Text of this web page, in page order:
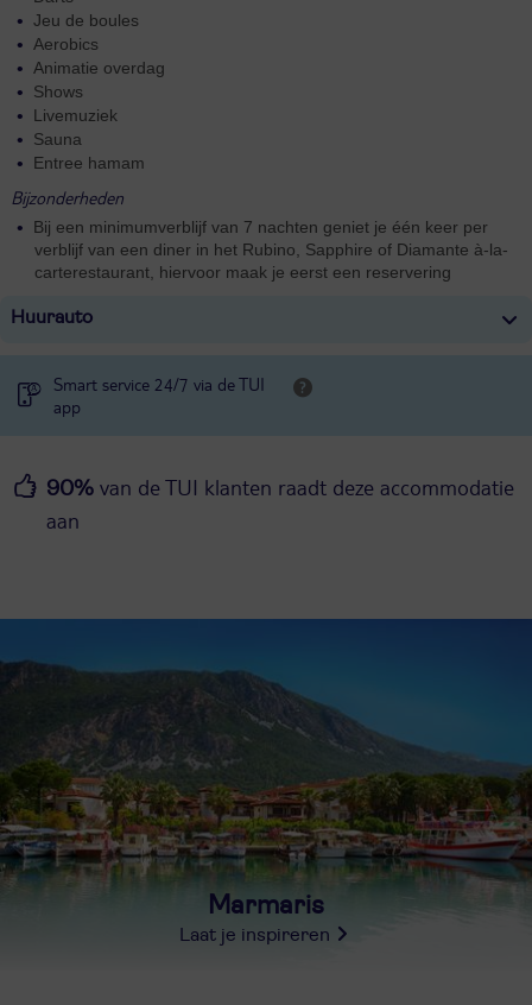
Jeu de boules
Aerobics
Animatie overdag
Shows
Livemuziek
Sauna
Entree hamam
Bijzonderheden
Bij een minimumverblijf van 7 nachten geniet je één keer per
verblijf van een diner in het Rubino, Sapphire of Diamante à-la-
carterestaurant, hiervoor maak je eerst een reservering
Huurauto
Smart service 24/7 via de TUI
app
90%van de TUI klanten raadt deze accommodatie
aan
Marmaris
Laat je inspireren